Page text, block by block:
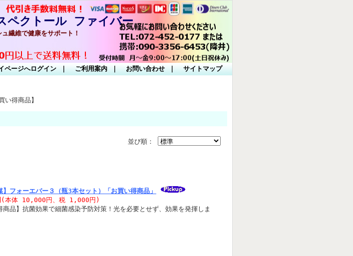
クトール ファイバー
繊維で健康をサポート！
ページへログイン ご利用案内 お問い合わせ サイトマップ
得商品】
並び順：
】フォーエバー３（瓶3本セット）「お買い得商品」
(本体 10,000円、税 1,000円)
商品】抗菌効果で細菌感染予防対策！光を必要とせず、効果を発揮しま